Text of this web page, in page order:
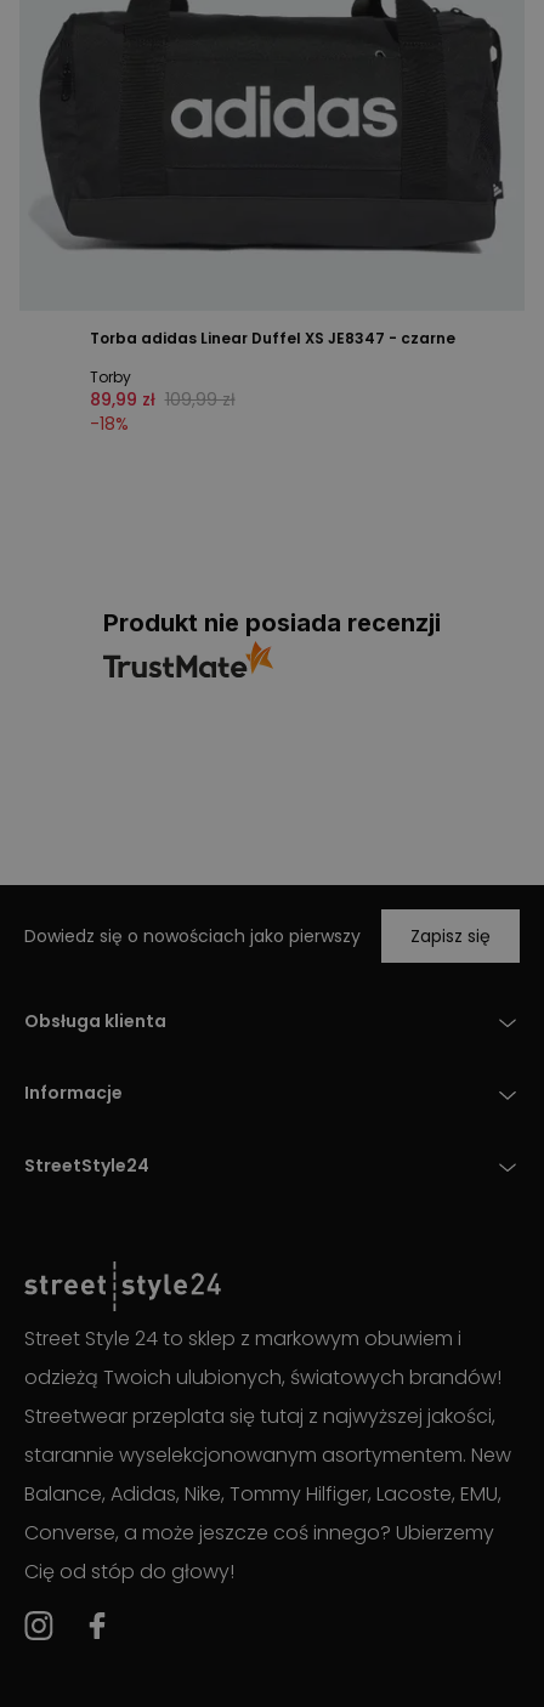
Torba adidas Linear Duffel XS JE8347 - czarne
Torby
89,99 zł 109,99 zł
-18%
Produkt nie posiada recenzji
Dowiedz się o nowościach jako pierwszy Zapisz się
Obsługa klienta
Informacje
StreetStyle24
Street Style 24 to sklep z markowym obuwiem i
odzieżą Twoich ulubionych, światowych brandów!
Streetwear przeplata się tutaj z najwyższej jakości,
starannie wyselekcjonowanym asortymentem. New
Balance, Adidas, Nike, Tommy Hilfiger, Lacoste, EMU,
Converse, a może jeszcze coś innego? Ubierzemy
Cię od stóp do głowy!